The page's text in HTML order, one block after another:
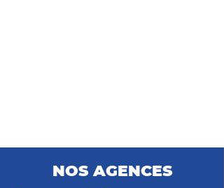
NOS AGENCES